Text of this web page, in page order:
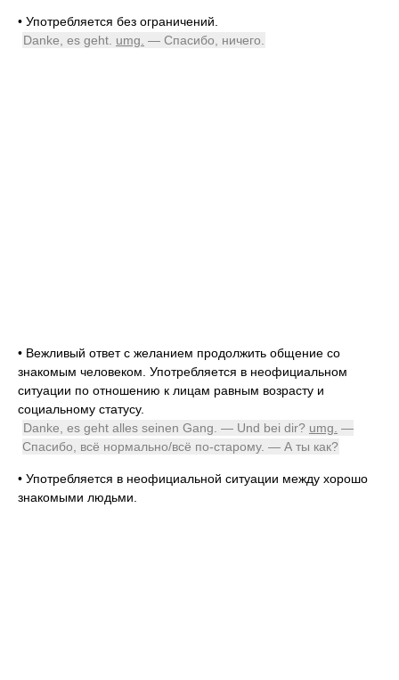
• Употребляется без ограничений.
Danke, es geht. umg. — Спасибо, ничего.
• Вежливый ответ с желанием продолжить общение со
знакомым человеком. Употребляется в неофициальном
ситуации по отношению к лицам равным возрасту и
социальному статусу.
Danke, es geht alles seinen Gang. — Und bei dir? umg. —
Спасибо, всё нормально/всё по-старому. — А ты как?
• Употребляется в неофициальной ситуации между хорошо
знакомыми людьми.